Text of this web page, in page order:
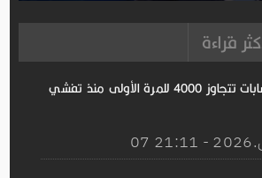
قراءة
إيبولا.. الإصابات تتجاوز 4000 للمرة الأولى منذ تفشي